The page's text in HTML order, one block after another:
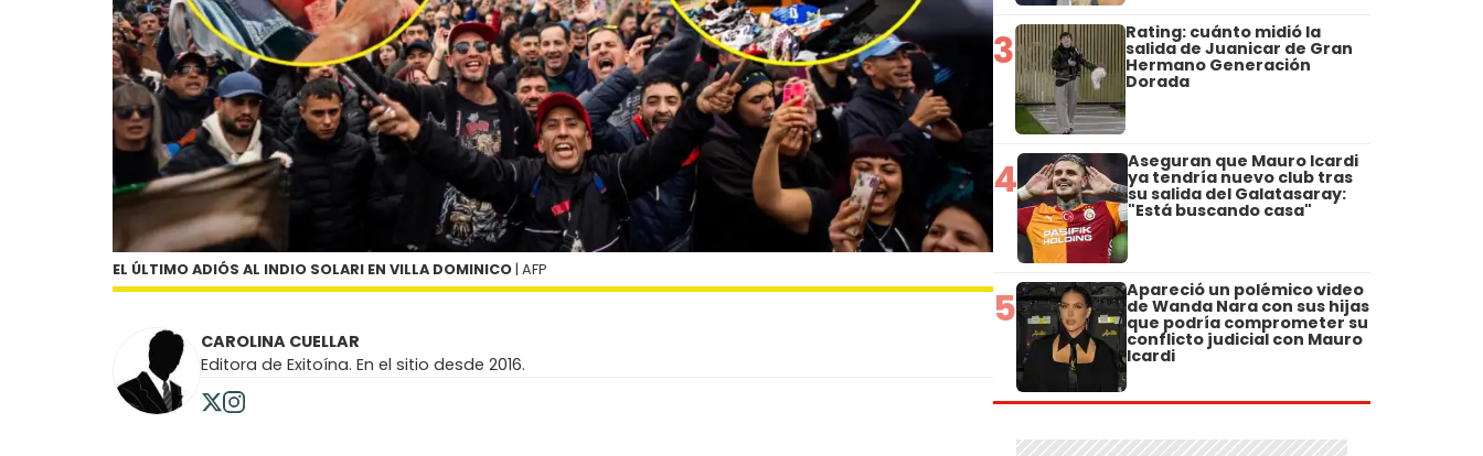
EL ÚLTIMO ADIÓS AL INDIO SOLARI EN VILLA DOMINICO | AFP
CAROLINA CUELLAR
Editora de Exitoína. En el sitio desde 2016.
3 Rating: cuánto midió la
salida de Juanicar de Gran
Hermano Generación
Dorada
4 Aseguran que Mauro Icardi
ya tendría nuevo club tras
su salida del Galatasaray:
"Está buscando casa"
5 Apareció un polémico video
de Wanda Nara con sus hijas
que podría comprometer su
conflicto judicial con Mauro
Icardi